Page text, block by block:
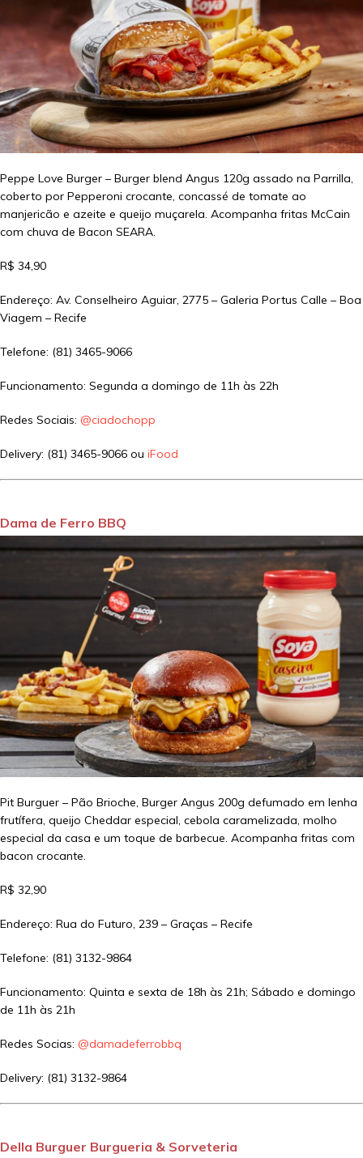
Peppe Love Burger – Burger blend Angus 120g assado na Parrilla,
coberto por Pepperoni crocante, concassé de tomate ao
manjericão e azeite e queijo muçarela. Acompanha fritas McCain
com chuva de Bacon SEARA.
R$ 34,90
Endereço: Av. Conselheiro Aguiar, 2775 – Galeria Portus Calle – Boa
Viagem – Recife
Telefone: (81) 3465-9066
Funcionamento: Segunda a domingo de 11h às 22h
Redes Sociais: @ciadochopp
Delivery: (81) 3465-9066 ou iFood
Dama de Ferro BBQ
Pit Burguer – Pão Brioche, Burger Angus 200g defumado em lenha
frutífera, queijo Cheddar especial, cebola caramelizada, molho
especial da casa e um toque de barbecue. Acompanha fritas com
bacon crocante.
R$ 32,90
Endereço: Rua do Futuro, 239 – Graças – Recife
Telefone: (81) 3132-9864
Funcionamento: Quinta e sexta de 18h às 21h; Sábado e domingo
de 11h às 21h
Redes Socias: @damadeferrobbq
Delivery: (81) 3132-9864
Della Burguer Burgueria & Sorveteria